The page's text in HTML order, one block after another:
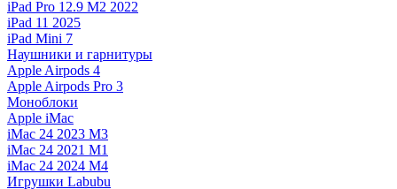
iPad Pro 12.9 M2 2022
iPad 11 2025
iPad Mini 7
Наушники и гарнитуры
Apple Airpods 4
Apple Airpods Pro 3
Моноблоки
Apple iMac
iMac 24 2023 M3
iMac 24 2021 M1
iMac 24 2024 M4
Игрушки Labubu